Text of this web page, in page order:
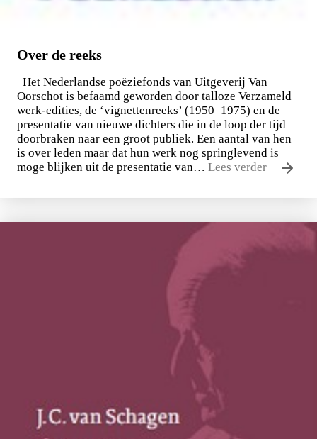
Over de reeks
Het Nederlandse poëziefonds van Uitgeverij Van
Oorschot is befaamd geworden door talloze Verzameld
werk-edities, de ‘vignettenreeks’ (1950–1975) en de
presentatie van nieuwe dichters die in de loop der tijd
doorbraken naar een groot publiek. Een aantal van hen
is over leden maar dat hun werk nog springlevend is
moge blijken uit de presentatie van… Lees verder